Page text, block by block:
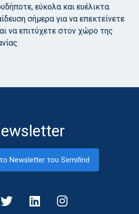
εύκολα και ευέλικτα.
σήμερα για να επεκτείνετε
να επιτύχετε στον χώρο της
Newsletter του Semifind